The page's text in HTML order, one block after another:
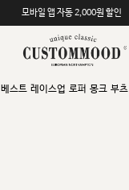
모바일 앱 자동 2,000원 할인
베스트 레이스업 로퍼 몽크 부츠